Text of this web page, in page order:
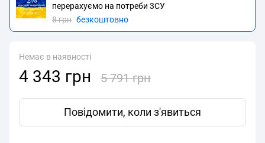
перерахуємо на потреби 3CУ
8 грн безкоштовно
Немає в наявності
4 343 грн 5 791 грн
Повідомити, коли з'явиться